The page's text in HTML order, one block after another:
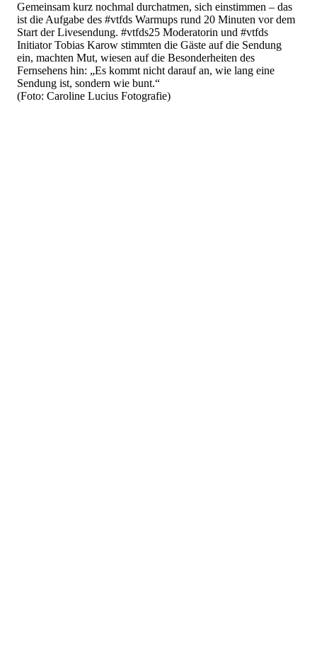
Gemeinsam kurz nochmal durchatmen, sich einstimmen – das
ist die Aufgabe des #vtfds Warmups rund 20 Minuten vor dem
Start der Livesendung. #vtfds25 Moderatorin und #vtfds
Initiator Tobias Karow stimmten die Gäste auf die Sendung
ein, machten Mut, wiesen auf die Besonderheiten des
Fernsehens hin: „Es kommt nicht darauf an, wie lang eine
Sendung ist, sondern wie bunt.“
(Foto: Caroline Lucius Fotografie)